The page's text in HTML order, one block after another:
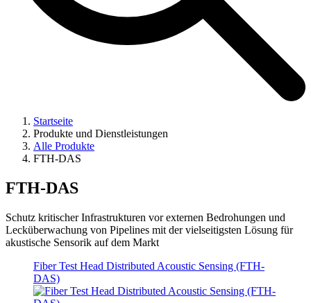
Startseite
Produkte und Dienstleistungen
Alle Produkte
FTH-DAS
FTH-DAS
Schutz kritischer Infrastrukturen vor externen Bedrohungen und
Lecküberwachung von Pipelines mit der vielseitigsten Lösung für
akustische Sensorik auf dem Markt
Fiber Test Head Distributed Acoustic Sensing (FTH-
DAS)